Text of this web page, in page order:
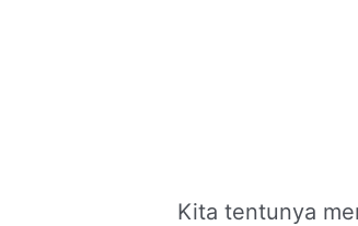
Kita tentunya